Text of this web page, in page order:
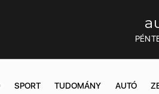
SPORT TUDOMÁNY AUTÓ